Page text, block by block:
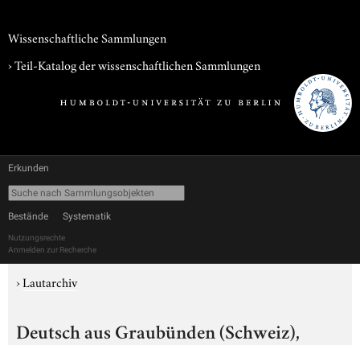
Wissenschaftliche Sammlungen
› Teil-Katalog der wissenschaftlichen Sammlungen
Erkunden
Bestände Systematik
Nutzungsrechte
Anmelden zur Recherche
›Lautarchiv
Deutsch aus Graubünden (Schweiz),